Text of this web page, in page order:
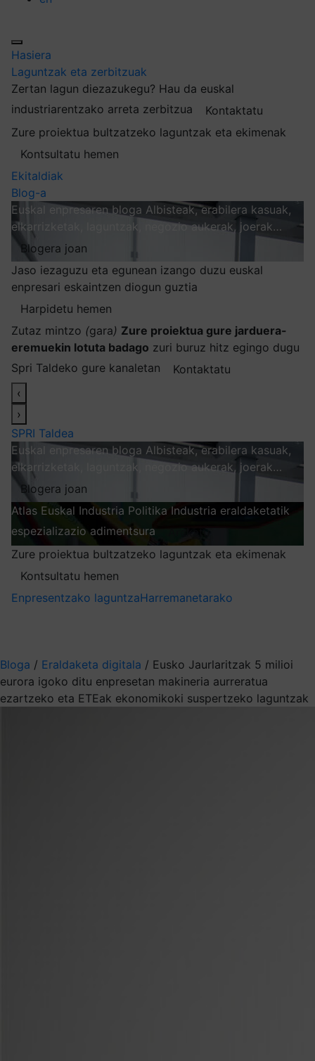
Hasiera
Laguntzak eta zerbitzuak
Zertan lagun diezazukegu? Hau da euskal
industriarentzako arreta zerbitzua
Kontaktatu
Zure proiektua bultzatzeko laguntzak eta ekimenak
Kontsultatu hemen
Ekitaldiak
Blog-a
Euskal enpresaren bloga Albisteak, erabilera kasuak,
elkarrizketak, laguntzak, negozio aukerak, joerak…
Blogera joan
Jaso iezaguzu eta egunean izango duzu euskal
enpresari eskaintzen diogun guztia
Harpidetu hemen
Zutaz mintzo (gara) Zure proiektua gure jarduera-
eremuekin lotuta badago zuri buruz hitz egingo dugu
Spri Taldeko gure kanaletan
Kontaktatu
‹
›
SPRI Taldea
Euskal enpresaren bloga Albisteak, erabilera kasuak,
elkarrizketak, laguntzak, negozio aukerak, joerak…
Blogera joan
Atlas Euskal Industria Politika Industria eraldaketatik
espezializazio adimentsura
Zure proiektua bultzatzeko laguntzak eta ekimenak
Kontsultatu hemen
Enpresentzako laguntzaHarremanetarako
Bloga / Eraldaketa digitala / Eusko Jaurlaritzak 5 milioi
eurora igoko ditu enpresetan makineria aurreratua
ezartzeko eta ETEak ekonomikoki suspertzeko laguntzak